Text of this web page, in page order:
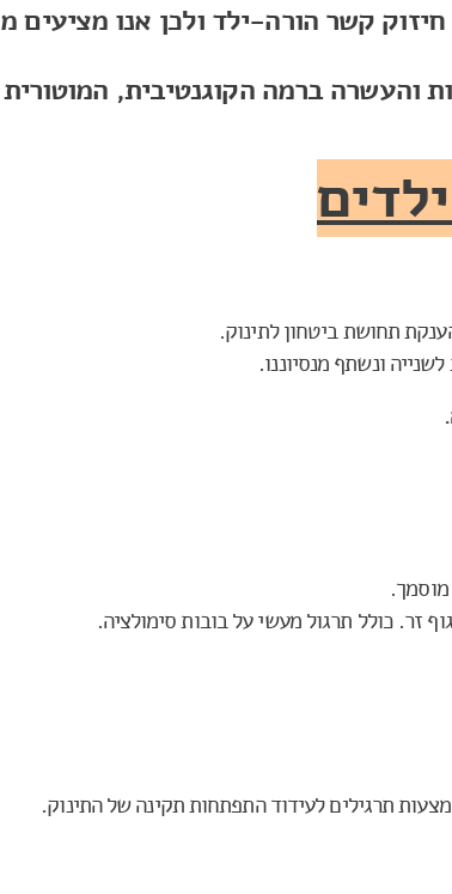
קשר הורה-ילד ולכן אנו מציעים
והעשרה ברמה הקוגנטיבית,
תחושת ביטחון לתינוק.
ונשתף מנסיוננו.
זר. כולל תרגול מעשי על בובות סימולציה.
תרגילים לעידוד התפתחות תקינה של התינוק.